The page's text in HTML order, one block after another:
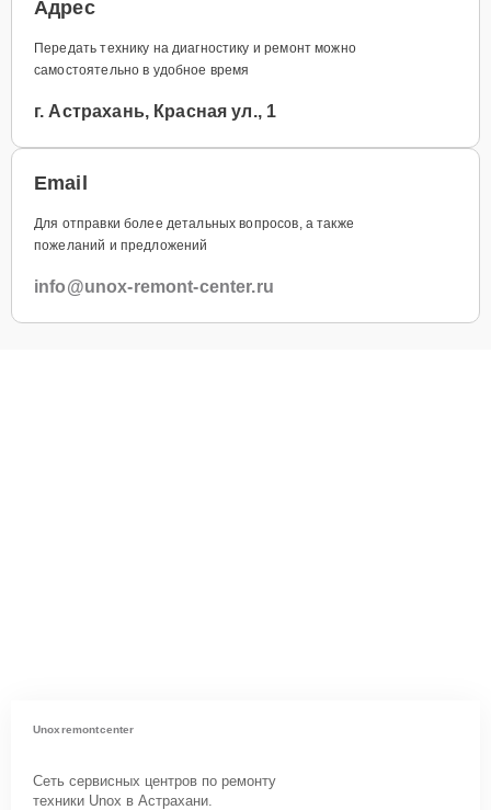
Адрес
Передать технику на диагностику и ремонт можно
самостоятельно в удобное время
г. Астрахань, Красная ул., 1
Email
Для отправки более детальных вопросов, а также
пожеланий и предложений
info@unox-remont-center.ru
Unoxremontcenter
Сеть сервисных центров по ремонту
техники Unox в Астрахани.